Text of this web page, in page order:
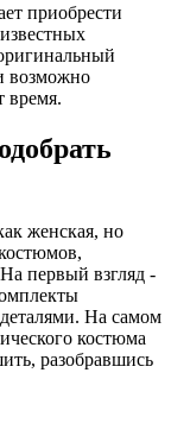
приобрести
возможно
время.
женская, но
первый взгляд -
На самом
костюма
разобравшись